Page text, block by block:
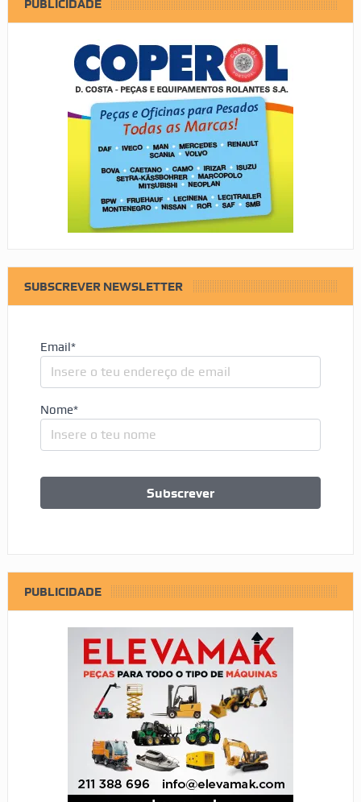
PUBLICIDADE
SUBSCREVER NEWSLETTER
Email*
Nome*
PUBLICIDADE